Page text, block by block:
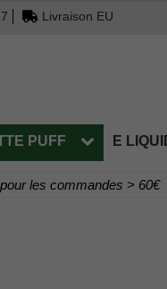
Livraison EU
PUFF E
les commandes > 60€